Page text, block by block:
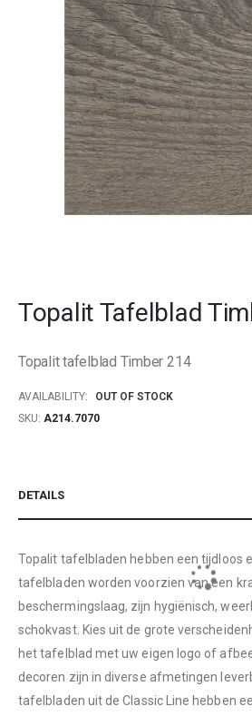
the
beginning
the
gallery
Topalit Tafelblad
Topalit tafelblad Timber 214
AVAILABILITY:
OUT OF STOCK
SKU A214.7070
DETAILS
Topalit tafelbladen hebben een tijdloos
tafelbladen worden voorzien van een
beschermingslaag, zijn hygiënisch,
schokvast. Kies uit de grote
het tafelblad met uw eigen logo of
decoren zijn in diverse afmetingen
tafelbladen uit de Classic Line hebben